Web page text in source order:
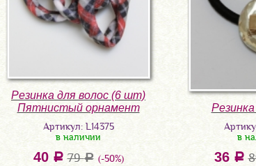
Резинка для волос (6 шт)
Пятнистый орнамент
Артикул: L14375
в наличии
40 a 79a (-50%)
в
36 a